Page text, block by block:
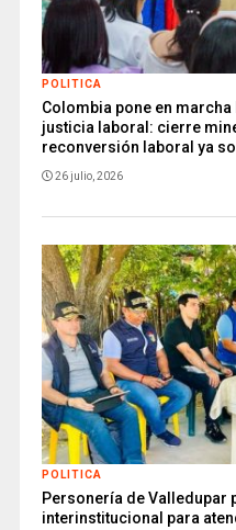
POLITICA
Colombia pone en
justicia laboral: cierre
reconversión laboral ya
26 julio, 2026
POLITICA
Personería de Valledupar
interinstitucional para